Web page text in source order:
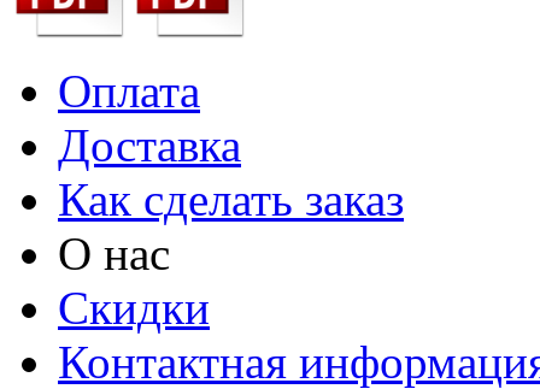
Оплата
Доставка
Как сделать заказ
О нас
Скидки
Контактная